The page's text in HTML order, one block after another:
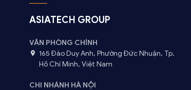
ASIATECH GROUP
VĂN PHÒNG CHÍNH
165 Đào Duy Anh, Phường Đức Nhuận, Tp.
Hồ Chí Minh, Việt Nam
CHI NHÁNH HÀ NỘI